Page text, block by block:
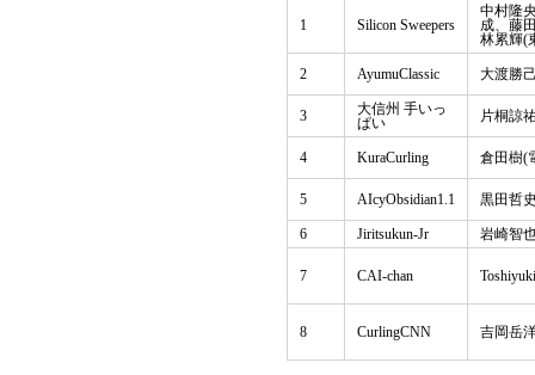
1 Silicon Sweepers
中村隆
成、藤
林累輝(
2 AyumuClassic 大渡勝
3
大信州 手いっ
ぱい
片桐諒
4 KuraCurling 倉田樹(
5 AIcyObsidian1.1 黒田哲
6 Jiritsukun-Jr 岩崎智
7 CAI-chan
8 CurlingCNN 吉岡岳